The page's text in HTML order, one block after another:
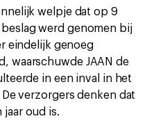
welpje dat op 9
werd genomen bij
eindelijk genoeg
waarschuwde JAAN de
in een inval in het
De verzorgers denken dat
jaar oud is.